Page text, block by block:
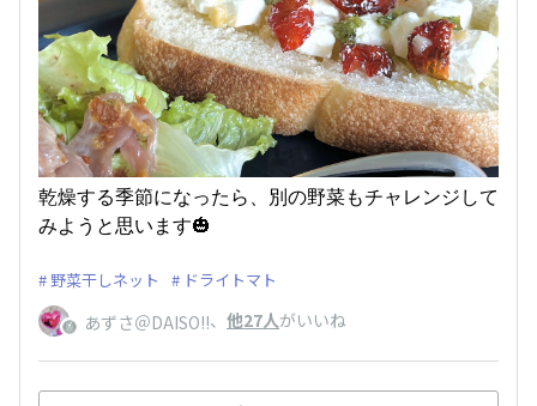
乾燥する季節になったら、別の野菜もチャレンジして
みようと思います🎃
野菜干しネット ドライトマト
あずさ＠DAISO!!、 他27人がいいね